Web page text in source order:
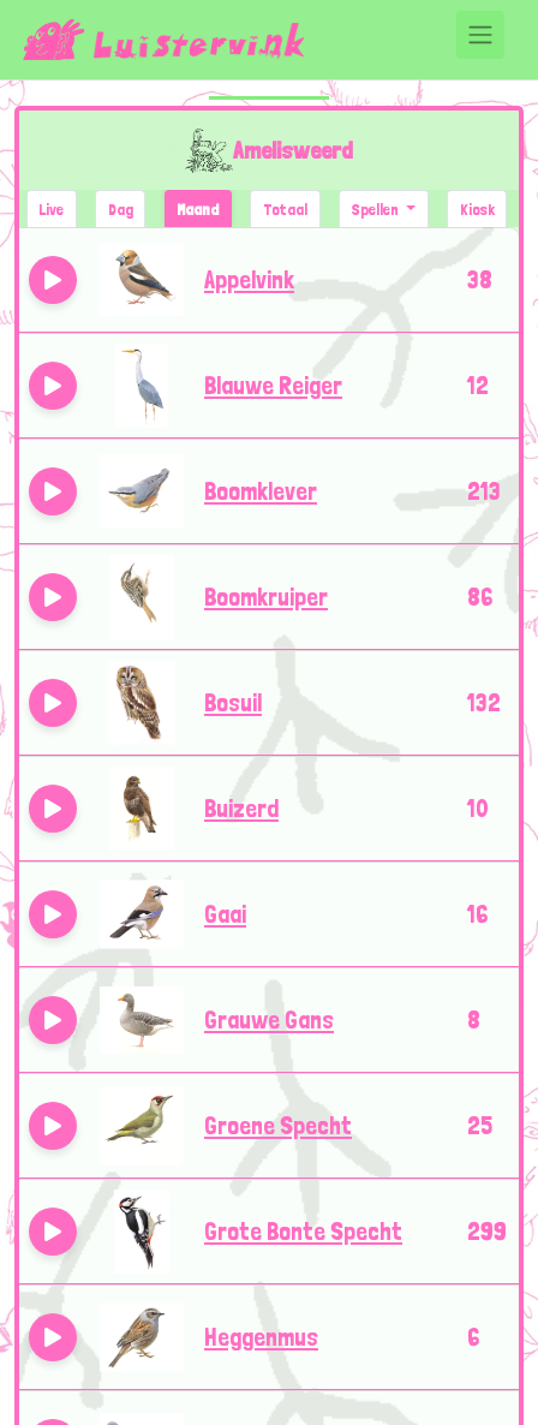
Amelisweerd
Live Dag Maand Totaal Spellen Kiosk
Appelvink 38
Blauwe Reiger 12
Boomklever 213
Boomkruiper 86
Bosuil 132
Buizerd 10
Gaai 16
Grauwe Gans 8
Groene Specht 25
Grote Bonte Specht 299
Heggenmus 6